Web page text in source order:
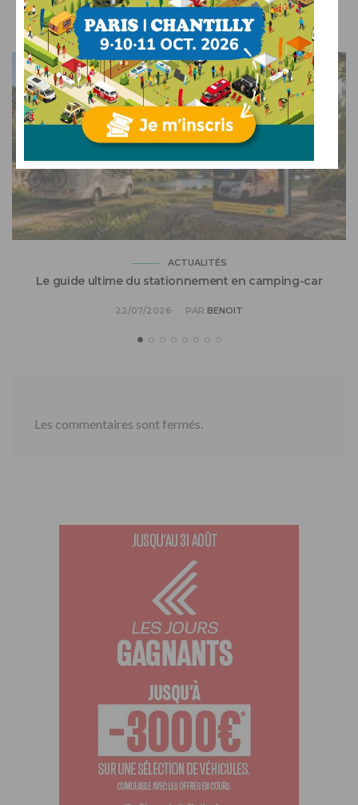
VOUS AIMEREZ AUSSI
ACTUALITÉS
Le guide ultime du stationnement en camping-car
22/07/2026 PAR BENOIT
Les commentaires sont fermés.